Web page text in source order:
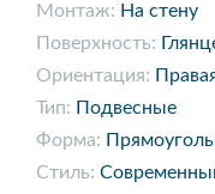
Монтаж: На стену
Поверхность:
Ориентация:
Тип: Подвесные
Форма:
Стиль: